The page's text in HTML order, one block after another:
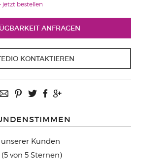
jetzt bestellen
ANFRAGEN
KONTAKTIEREN
Kunden
von 5 Sternen)